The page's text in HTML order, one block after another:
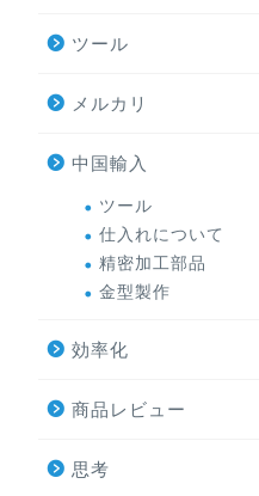
ツール
メルカリ
中国輸入
ツール
仕入れについて
精密加工部品
金型製作
効率化
商品レビュー
思考